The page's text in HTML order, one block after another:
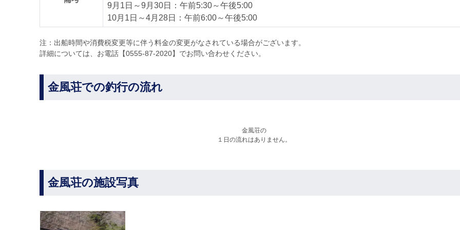
9月1日～9月30日：午前5:30～午後5:00
10月1日～4月28日：午前6:00～午後5:00
注：出船時間や消費税変更等に伴う料金の変更がなされている場合がございます。
詳細については、お電話【0555-87-2020】でお問い合わせください。
金風荘での釣行の流れ
金風荘の
１日の流れはありません。
金風荘の施設写真